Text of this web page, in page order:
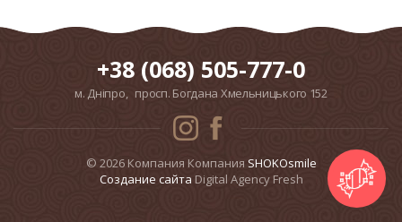
+38 (068) 505-777-0
м. Дніпро, просп. Богдана Хмельницького 152
© 2026 Компания Компания SHOKOsmile
Cоздание сайта Digital Agency Fresh